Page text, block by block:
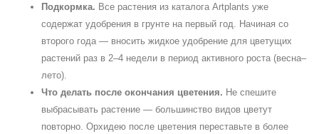
Подкормка. Все растения из каталога Artplants уже
содержат удобрения в грунте на первый год. Начиная со
второго года — вносить жидкое удобрение для цветущих
растений раз в 2–4 недели в период активного роста (весна–
лето).
Что делать после окончания цветения. Не спешите
выбрасывать растение — большинство видов цветут
повторно. Орхидею после цветения переставьте в более